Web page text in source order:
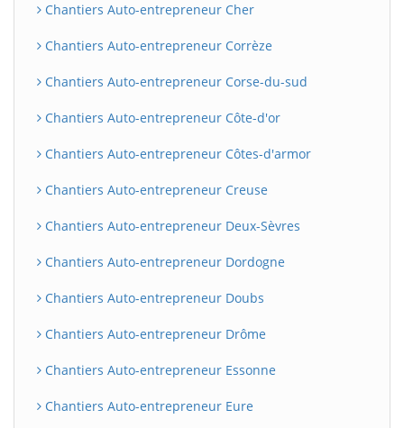
Chantiers Auto-entrepreneur Cher
Chantiers Auto-entrepreneur Corrèze
Chantiers Auto-entrepreneur Corse-du-sud
Chantiers Auto-entrepreneur Côte-d'or
Chantiers Auto-entrepreneur Côtes-d'armor
Chantiers Auto-entrepreneur Creuse
Chantiers Auto-entrepreneur Deux-Sèvres
Chantiers Auto-entrepreneur Dordogne
Chantiers Auto-entrepreneur Doubs
Chantiers Auto-entrepreneur Drôme
Chantiers Auto-entrepreneur Essonne
Chantiers Auto-entrepreneur Eure